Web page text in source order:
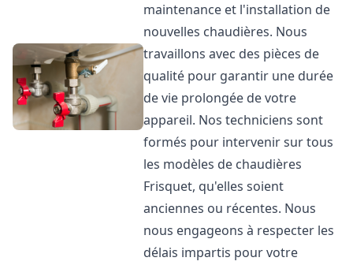
maintenance et l'installation de
nouvelles chaudières. Nous
travaillons avec des pièces de
qualité pour garantir une durée
de vie prolongée de votre
appareil. Nos techniciens sont
formés pour intervenir sur tous
les modèles de chaudières
Frisquet, qu'elles soient
anciennes ou récentes. Nous
nous engageons à respecter les
délais impartis pour votre